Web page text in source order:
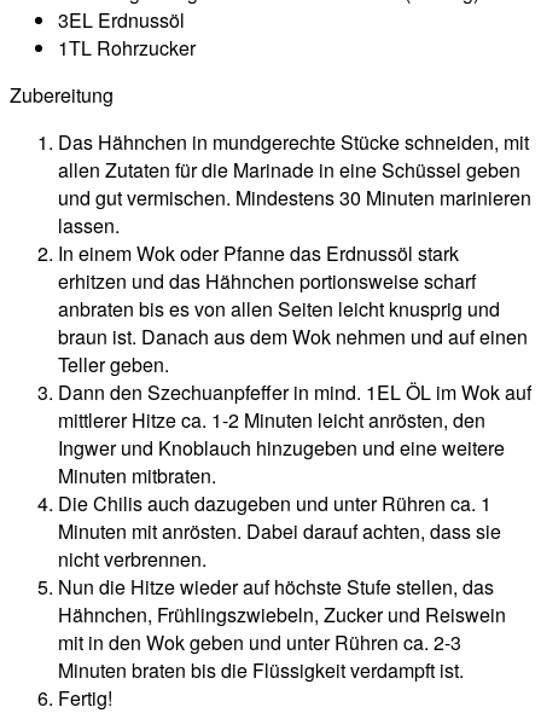
3EL Erdnussöl
1TL Rohrzucker
Zubereitung
Das Hähnchen in mundgerechte Stücke schneiden, mit
allen Zutaten für die Marinade in eine Schüssel geben
und gut vermischen. Mindestens 30 Minuten marinieren
lassen.
In einem Wok oder Pfanne das Erdnussöl stark
erhitzen und das Hähnchen portionsweise scharf
anbraten bis es von allen Seiten leicht knusprig und
braun ist. Danach aus dem Wok nehmen und auf einen
Teller geben.
Dann den Szechuanpfeffer in mind. 1EL ÖL im Wok auf
mittlerer Hitze ca. 1-2 Minuten leicht anrösten, den
Ingwer und Knoblauch hinzugeben und eine weitere
Minuten mitbraten.
Die Chilis auch dazugeben und unter Rühren ca. 1
Minuten mit anrösten. Dabei darauf achten, dass sie
nicht verbrennen.
Nun die Hitze wieder auf höchste Stufe stellen, das
Hähnchen, Frühlingszwiebeln, Zucker und Reiswein
mit in den Wok geben und unter Rühren ca. 2-3
Minuten braten bis die Flüssigkeit verdampft ist.
Fertig!